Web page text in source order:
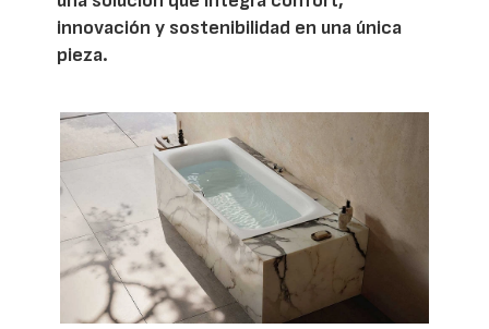
innovación y sostenibilidad en una única
pieza.